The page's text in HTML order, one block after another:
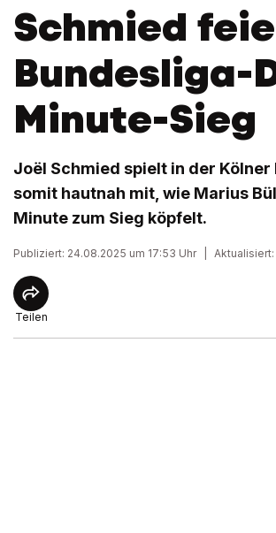
Schmied
Bundesliga-
Minute-Sieg
Joël Schmied spielt in der
somit hautnah mit, wie Marius
Minute zum Sieg köpfelt.
Publiziert: 24.08.2025 um 17:53 Uhr
Teilen